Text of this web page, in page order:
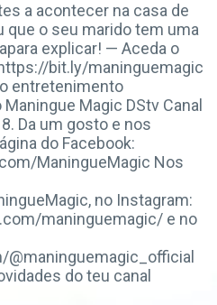
a acontecer na casa de
que o seu marido tem uma
explicar! — Aceda o
bit.ly/maninguemagic
entretenimento
Magic DStv Canal
Da um gosto e nos
do Facebook:
ManingueMagic Nos
no Instagram:
maninguemagic/ e no
do teu canal